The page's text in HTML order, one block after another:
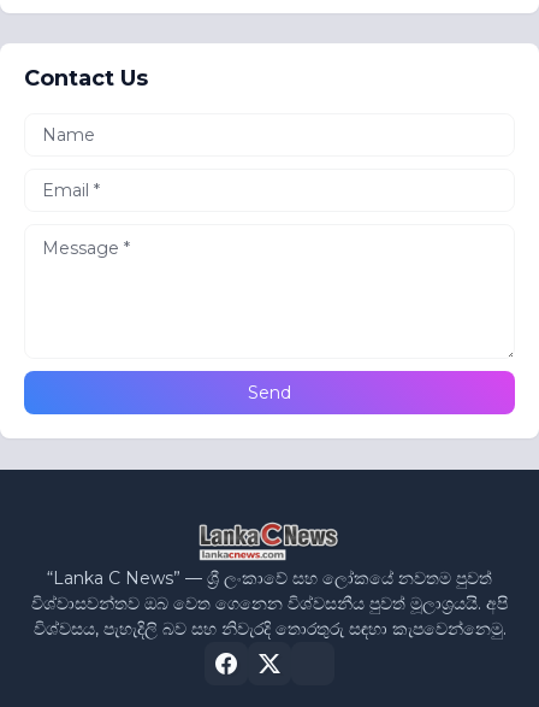
Contact Us
“Lanka C News” — ශ්‍රී ලංකාවේ සහ ලෝකයේ නවතම පුවත්
විශ්වාසවන්තව ඔබ වෙත ගෙනෙන විශ්වසනීය පුවත් මූලාශ්‍රයයි. අපි
විශ්වසය, පැහැදිලි බව සහ නිවැරදි තොරතුරු සඳහා කැපවෙන්නෙමු.